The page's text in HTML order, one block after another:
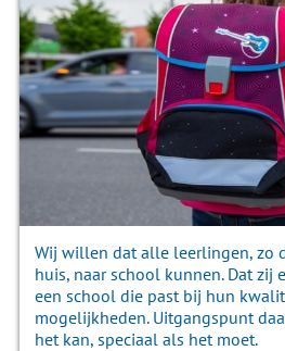
Wij willen dat alle leerlingen, zo
huis, naar school kunnen. Dat zij
een school die past bij hun
mogelijkheden. Uitgangspunt
het kan, speciaal als het moet.